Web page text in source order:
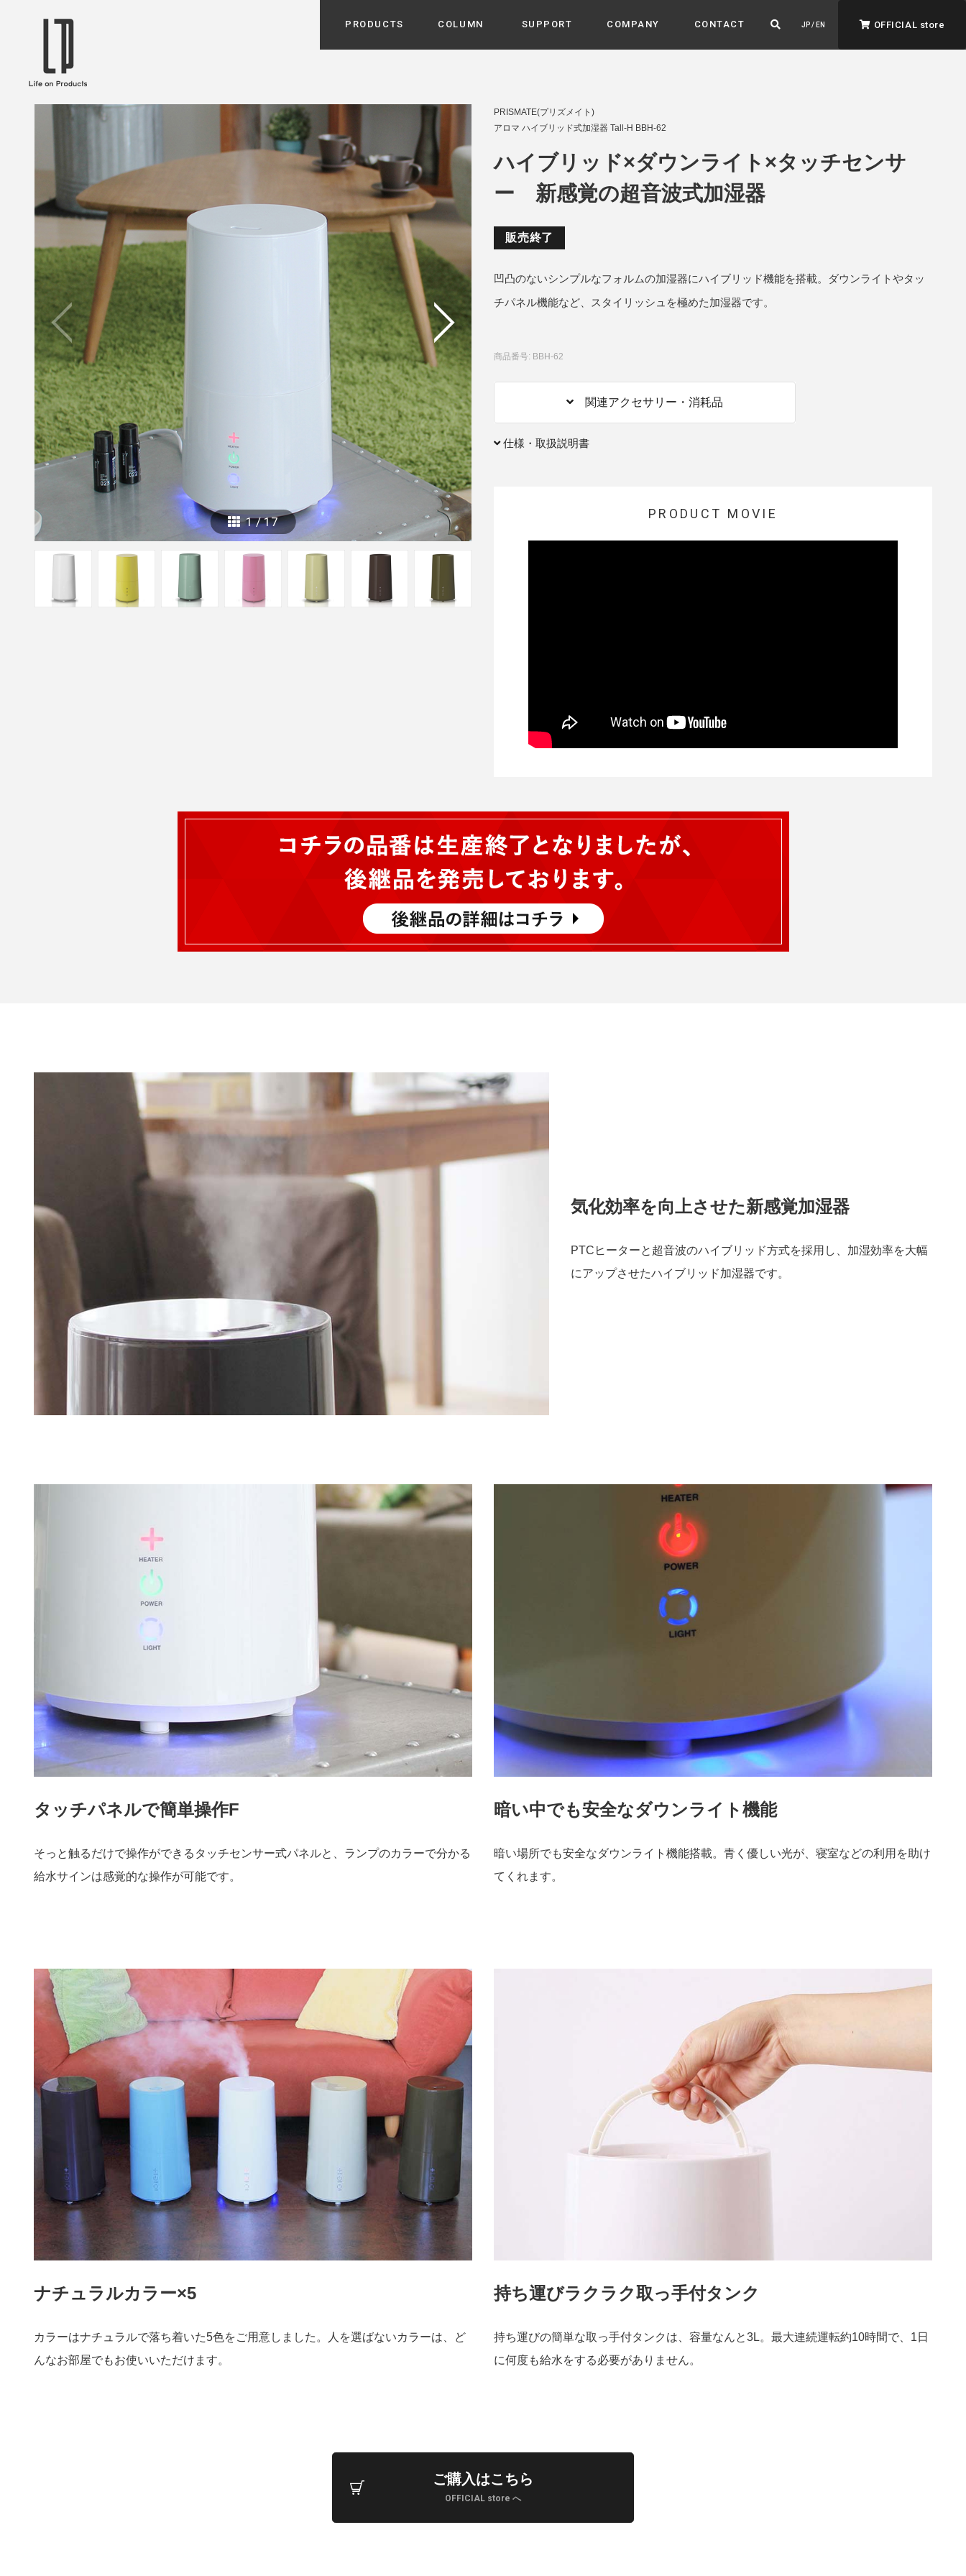
PRODUCTS
Life on Products mercyu
ディフューザー / ルームスプレー / ア
ロマオイル etc
美顔器 / フェイススチーマー / ヘッド
RERUU
イヤホン / スピーカー / モバイルバッ
テリー / アダプター etc
JAVALO ELF
シーリングファン / ペンダントライト
/ インテリアライト / 電球 etc
plus more
キッチン家電 / 加湿器 / ハンディファ
ン / ヒーター etc
PRISMATE
キッチン家電 / 加湿器 / ハンディファ
ン / ヒーター etc
ハンモック / ティピー / テント etc
Onlili
陶器エコ加湿器 etc
TOUCHBeauty
美顔器 / 多機能ブラシ / ドライヤー
家電
家事・生活雑貨
ルームフレグランス
ビューティー
デジタル雑貨
ライト・シーリングファン
バイク・アウトドア
アクセサリー・消耗品
ブランド
COLUMN SUPPORT COMPANY
ABOUT US
Life on Productsについて
MESSAGE
代表取締役挨拶 / 経営理念 / 方針 会社概要 / 沿革
B to B SERVICE
法人のお客様向けサービス SDGsへの取り組み
CONTACT JP / EN OFFICIAL store
PRISMATE(プリズメイト)
アロマ ハイブリッド式加湿器 Tall-H BBH-62
ハイブリッド×ダウンライト×タッチセンサ
ー 新感覚の超音波式加湿器
販売終了
凹凸のないシンプルなフォルムの加湿器にハイブリッド機能を搭載。ダウンライトやタッ
チパネル機能など、スタイリッシュを極めた加湿器です。
商品番号: BBH-62
関連アクセサリー・消耗品
仕様・取扱説明書
PRODUCT MOVIE
1/17
気化効率を向上させた新感覚加湿器
PTCヒーターと超音波のハイブリッド方式を採用し、加湿効率を大幅
にアップさせたハイブリッド加湿器です。
タッチパネルで簡単操作F
そっと触るだけで操作ができるタッチセンサー式パネルと、ランプのカラーで分かる
給水サインは感覚的な操作が可能です。
暗い中でも安全なダウンライト機能
暗い場所でも安全なダウンライト機能搭載。青く優しい光が、寝室などの利用を助け
てくれます。
ナチュラルカラー×5
カラーはナチュラルで落ち着いた5色をご用意しました。人を選ばないカラーは、ど
んなお部屋でもお使いいただけます。
持ち運びラクラク取っ手付タンク
持ち運びの簡単な取っ手付タンクは、容量なんと3L。最大連続運転約10時間で、1日
に何度も給水をする必要がありません。
ご購入はこちら
OFFICIAL store へ